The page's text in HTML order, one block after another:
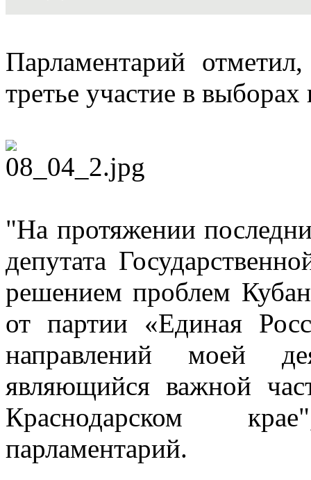
Парламентарий
третье участие в
"На протяжении
депутата
решением проблем
от партии «Единая
направлений моей
являющийся важной
Краснодарском
парламентарий.